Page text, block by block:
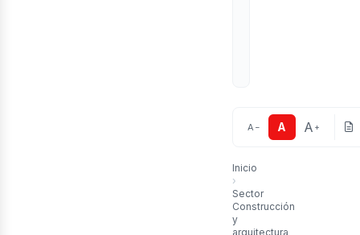
A − A A +
Inicio
›
Sector
Construcción
y
arquitectura